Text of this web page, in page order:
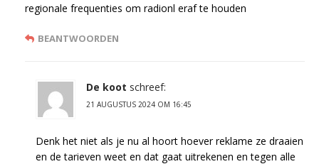
regionale frequenties om radionl eraf te houden
BEANTWOORDEN
De koot schreef:
21 AUGUSTUS 2024 OM 16:45
Denk het niet als je nu al hoort hoever reklame ze draaien
en de tarieven weet en dat gaat uitrekenen en tegen alle